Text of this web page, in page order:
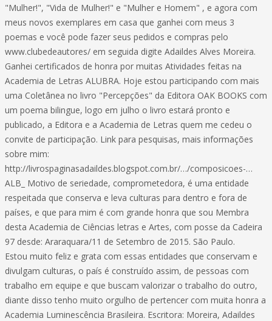
"Mulher!", "Vida de Mulher!" e "Mulher e Homem" , e agora com
meus novos exemplares em casa que ganhei com meus 3
poemas e você pode fazer seus pedidos e compras pelo
www.clubedeautores/ em seguida digite Adaildes Alves Moreira.
Ganhei certificados de honra por muitas Atividades feitas na
Academia de Letras ALUBRA. Hoje estou participando com mais
uma Coletânea no livro "Percepções" da Editora OAK BOOKS com
um poema bilingue, logo em julho o livro estará pronto e
publicado, a Editora e a Academia de Letras quem me cedeu o
convite de participação. Link para pesquisas, mais informações
sobre mim:
http://livrospaginasadaildes.blogspot.com.br/…/composicoes-…
ALB_ Motivo de seriedade, comprometedora, é uma entidade
respeitada que conserva e leva culturas para dentro e fora de
países, e que para mim é com grande honra que sou Membra
desta Academia de Ciências letras e Artes, com posse da Cadeira
97 desde: Araraquara/11 de Setembro de 2015. São Paulo.
Estou muito feliz e grata com essas entidades que conservam e
divulgam culturas, o país é construído assim, de pessoas com
trabalho em equipe e que buscam valorizar o trabalho do outro,
diante disso tenho muito orgulho de pertencer com muita honra a
Academia Luminescência Brasileira. Escritora: Moreira, Adaildes